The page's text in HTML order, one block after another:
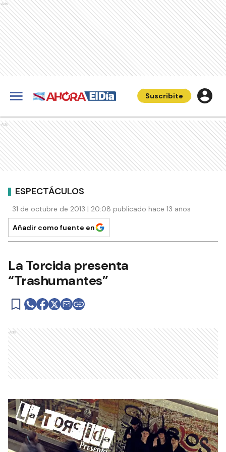
Ads
Suscribite
Ads
ESPECTÁCULOS
31 de octubre de 2013 | 20:08 publicado hace 13 años
Añadir como fuente en
La Torcida presenta
“Trashumantes”
Ads